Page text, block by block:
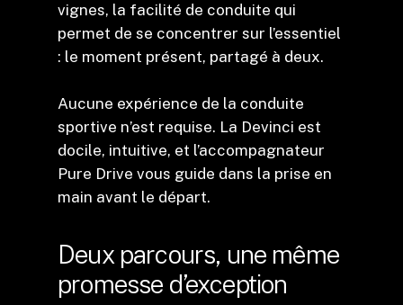
vignes, la facilité de conduite qui
permet de se concentrer sur l’essentiel
: le moment présent, partagé à deux.
Aucune expérience de la conduite
sportive n’est requise. La Devinci est
docile, intuitive, et l’accompagnateur
Pure Drive vous guide dans la prise en
main avant le départ.
Deux parcours, une même
promesse d’exception